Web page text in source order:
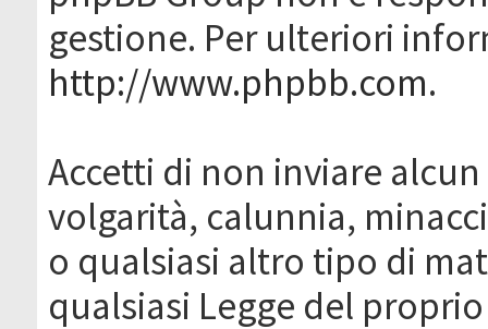
gestione. Per ulteriori
http://www.phpbb.com.
Accetti di non inviare
volgarità, calunnia,
o qualsiasi altro tipo di
qualsiasi Legge del